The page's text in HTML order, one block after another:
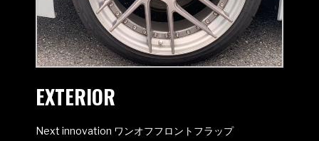
EXTERIOR
Next innovation ワンオフフロントフラップ